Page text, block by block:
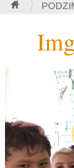
Jste zde